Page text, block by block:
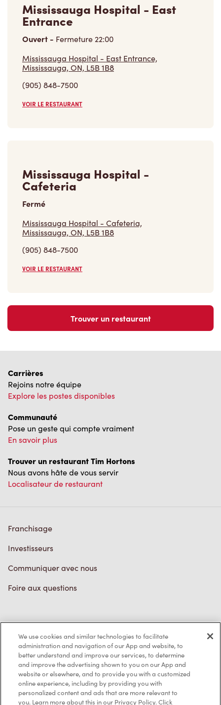
Mississauga Hospital - East
Entrance
Ouvert - Fermeture22:00
Mississauga Hospital - East Entrance,
Mississauga, ON, L5B 1B8
(905) 848-7500
VOIR LE RESTAURANT
Mississauga Hospital -
Cafeteria
Fermé
Mississauga Hospital - Cafeteria,
Mississauga, ON, L5B 1B8
(905) 848-7500
VOIR LE RESTAURANT
Trouver un restaurant
Carrières
Rejoins notre équipe
Explore les postes disponibles
Communauté
Pose un geste qui compte vraiment
En savoir plus
Trouver un restaurant Tim Hortons
Nous avons hâte de vous servir
Localisateur de restaurant
Franchisage
Investisseurs
Communiquer avec nous
Foire aux questions
Politique de confidentialité
Conditions de service
Marques de commerce
Accessibilité
We use cookies and similar technologies to facilitate
administration and navigation of our App and website, to
better understand and improve our services, to determine
and improve the advertising shown to you on our App and
website or elsewhere, and to provide you with a customized
online experience, including by providing you with
personalized content and ads that are more relevant to
you. Learn more about this in our Privacy Policy. Click